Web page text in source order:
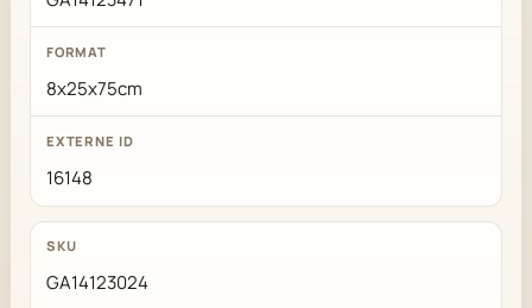
8x25x75cm
16148
GA14123024